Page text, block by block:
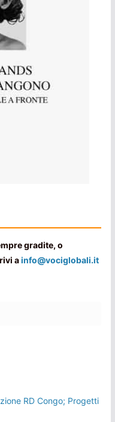
gradite, o
ainfo@vociglobali.it
RD Congo; Progetti